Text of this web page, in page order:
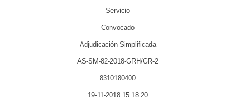
Servicio
Convocado
Adjudicación Simplificada
AS-SM-82-2018-GRH/GR-2
8310180400
19-11-2018 15:18:20